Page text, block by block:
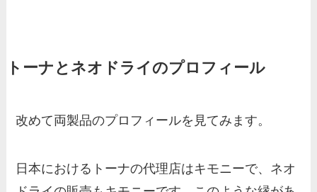
トーナとネオドライのプロフィール
改めて両製品のプロフィールを見てみます。
日本におけるトーナの代理店はキモニーで、ネオ